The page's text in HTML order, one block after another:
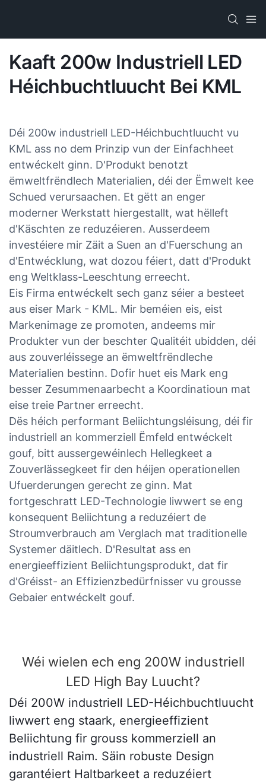
Kaaft 200w Industriell LED
Héichbuchtluucht Bei KML
Déi 200w industriell LED-Héichbuchtluucht vu
KML ass no dem Prinzip vun der Einfachheet
entwéckelt ginn. D'Produkt benotzt
ëmweltfrëndlech Materialien, déi der Ëmwelt kee
Schued verursaachen. Et gëtt an enger
moderner Werkstatt hiergestallt, wat hëlleft
d'Käschten ze reduzéieren. Ausserdeem
investéiere mir Zäit a Suen an d'Fuerschung an
d'Entwécklung, wat dozou féiert, datt d'Produkt
eng Weltklass-Leeschtung erreecht.
Eis Firma entwéckelt sech ganz séier a besteet
aus eiser Mark - KML. Mir beméien eis, eist
Markenimage ze promoten, andeems mir
Produkter vun der beschter Qualitéit ubidden, déi
aus zouverléissege an ëmweltfrëndleche
Materialien bestinn. Dofir huet eis Mark eng
besser Zesummenaarbecht a Koordinatioun mat
eise treie Partner erreecht.
Dës héich performant Beliichtungsléisung, déi fir
industriell an kommerziell Ëmfeld entwéckelt
gouf, bitt aussergewéinlech Hellegkeet a
Zouverlässegkeet fir den héijen operationellen
Ufuerderungen gerecht ze ginn. Mat
fortgeschratt LED-Technologie liwwert se eng
konsequent Beliichtung a reduzéiert de
Stroumverbrauch am Verglach mat traditionelle
Systemer däitlech. D'Resultat ass en
energieeffizient Beliichtungsprodukt, dat fir
d'Gréisst- an Effizienzbedürfnisser vu grousse
Gebaier entwéckelt gouf.
Wéi wielen ech eng 200W industriell
LED High Bay Luucht?
Déi 200W industriell LED-Héichbuchtluucht
liwwert eng staark, energieeffizient
Beliichtung fir grouss kommerziell an
industriell Raim. Säin robuste Design
garantéiert Haltbarkeet a reduzéiert